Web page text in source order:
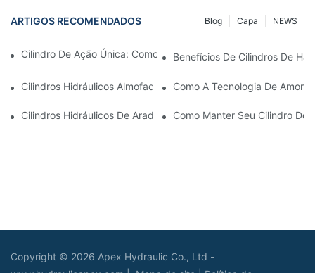
ARTIGOS RECOMENDADOS NEWS
Capa
Blog
Cilindro De Ação Única: Como Funciona & Aplicações Comuns
Benefícios De Cilindros De
Cilindros Hidráulicos Almofadados: Reduzindo O Impacto &
Como A Tecnologia De
Cilindros Hidráulicos De Arado De Neve: Principais Recursos
Como Manter Seu Cilindro De
Copyright © 2026 Apex Hydraulic Co., Ltd -